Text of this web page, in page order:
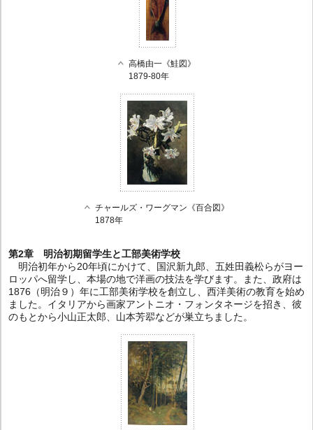
高橋由一《鮭図》
1879-80年
チャールズ・ワーグマン《百合図》
1878年
第2章 明治初期留学生と工部美術学校
明治初年から20年頃にかけて、国沢新九郎、五姓田義松らがヨー
ロッパへ留学し、本場の地で洋画の技法を学びます。また、政府は
1876（明治９）年に工部美術学校を創立し、西洋美術の教育を始め
ました。イタリアから画家アントニオ・フォンタネージを招き、彼
のもとから小山正太郎、山本芳翆などが巣立ちました。